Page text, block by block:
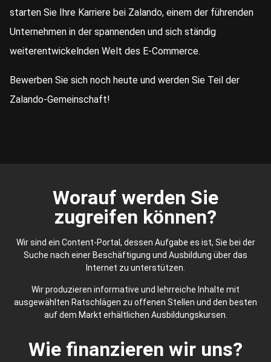
starten Sie Ihre Karriere bei Zalando, einem der führenden
Unternehmen in der spannenden und sich ständig
weiterentwickelnden Welt des E-Commerce.
Bewerben Sie sich noch heute und werden Sie Teil der
Zalando-Gemeinschaft!
Worauf werden Sie
zugreifen können?
Wir sind ein Content-Portal, dessen Aufgabe es ist, Sie bei der
Suche nach einer Beschäftigung und Ausbildung über das
Internet zu unterstützen.
Wir produzieren informative und lehrreiche Inhalte mit
ausgewählten Ratschlägen zu offenen Stellen und den besten
auf dem Markt erhältlichen Ausbildungskursen.
Wie finanzieren wir uns?